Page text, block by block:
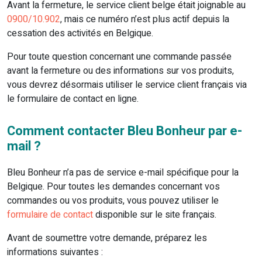
Avant la fermeture, le service client belge était joignable au
0900/10.902, mais ce numéro n’est plus actif depuis la
cessation des activités en Belgique.
Pour toute question concernant une commande passée
avant la fermeture ou des informations sur vos produits,
vous devrez désormais utiliser le service client français via
le formulaire de contact en ligne.
Comment contacter Bleu Bonheur par e-
mail ?
Bleu Bonheur n’a pas de service e-mail spécifique pour la
Belgique. Pour toutes les demandes concernant vos
commandes ou vos produits, vous pouvez utiliser le
formulaire de contactdisponible sur le site français.
Avant de soumettre votre demande, préparez les
informations suivantes :